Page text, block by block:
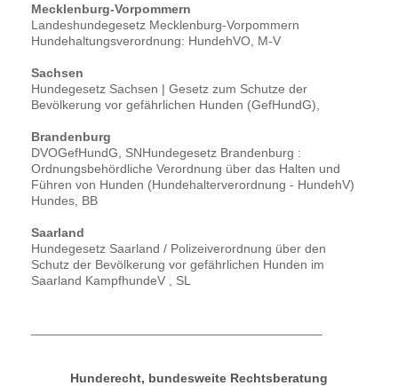
Mecklenburg-Vorpommern
Landeshundegesetz Mecklenburg-Vorpommern
Hundehaltungsverordnung: HundehVO, M-V
Sachsen
Hundegesetz Sachsen | Gesetz zum Schutze der
Bevölkerung vor gefährlichen Hunden (GefHundG),
Brandenburg
DVOGefHundG, SNHundegesetz Brandenburg :
Ordnungsbehördliche Verordnung über das Halten und
Führen von Hunden (Hundehalterverordnung - HundehV)
Hundes, BB
Saarland
Hundegesetz Saarland / Polizeiverordnung über den
Schutz der Bevölkerung vor gefährlichen Hunden im
Saarland KampfhundeV , SL
Hunderecht, bundesweite Rechtsberatung